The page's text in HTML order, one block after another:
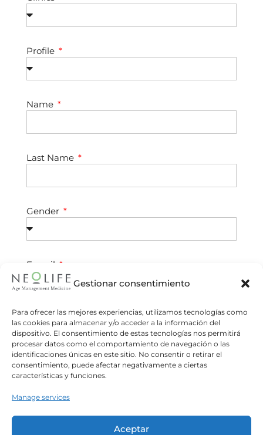
Gestionar consentimiento
Para ofrecer las mejores experiencias, utilizamos tecnologías como
las cookies para almacenar y/o acceder a la información del
dispositivo. El consentimiento de estas tecnologías nos permitirá
procesar datos como el comportamiento de navegación o las
identificaciones únicas en este sitio. No consentir o retirar el
consentimiento, puede afectar negativamente a ciertas
características y funciones.
Manage services
Aceptar
Profile
Name
Last Name
Gender
E-mail
Phone Number
Why do you want to work at Neolife?